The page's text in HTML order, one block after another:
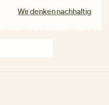
Wir denken nachhaltig